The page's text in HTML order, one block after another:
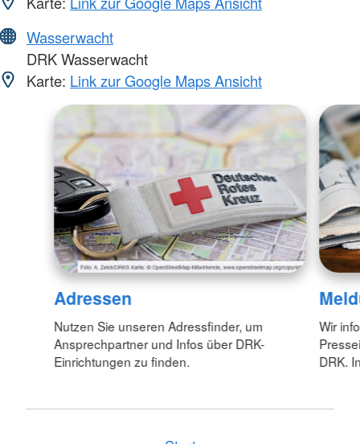
Wasserwacht
DRK Wasserwacht
Karte: Link zur Google Maps Ansicht
Adressen
Nutzen Sie unseren Adressfinder, um
Ansprechpartner und Infos über DRK-
Einrichtungen zu finden.
Wir
DRK.